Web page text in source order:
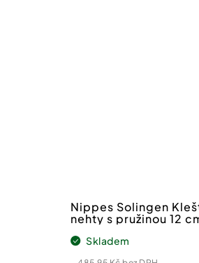
Nippes Solingen
nehty s pružinou 12
Skladem